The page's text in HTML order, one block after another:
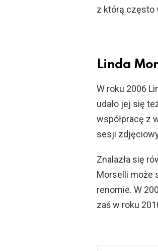
z którą często
Linda
W roku 2006
udało jej się
współpracę z
sesji
Znalazła się
Morselli może
renomie. W
zaś w roku